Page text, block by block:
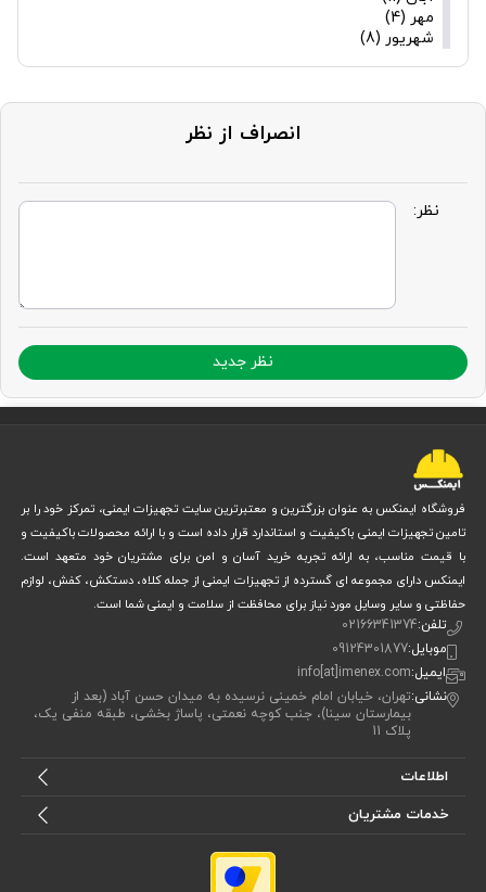
مهر (4)
شهریور (8)
انصراف از نظر
نظر:
نظر جدید
فروشگاه ایمنکس به عنوان بزرگترین و معتبرترین سایت تجهیزات ایمنی، تمرکز خود را بر
تامین تجهیزات ایمنی باکیفیت و استاندارد قرار داده است و با ارائه محصولات باکیفیت و
با قیمت مناسب، به ارائه تجربه خرید آسان و امن برای مشتریان خود متعهد است.
ایمنکس دارای مجموعه ای گسترده از تجهیزات ایمنی از جمله کلاه، دستکش، کفش، لوازم
حفاظتی و سایر وسایل مورد نیاز برای محافظت از سلامت و ایمنی شما است.
تلفن:02166341374
موبایل:09124301877
ایمیل:info[at]imenex.com
نشانی:تهران، خیابان امام خمینی نرسیده به میدان حسن آباد (بعد از
بیمارستان سینا)، جنب کوچه نعمتی، پاساژ بخشی، طبقه منفی یک،
پلاک 11
اطلاعات
خدمات مشتریان